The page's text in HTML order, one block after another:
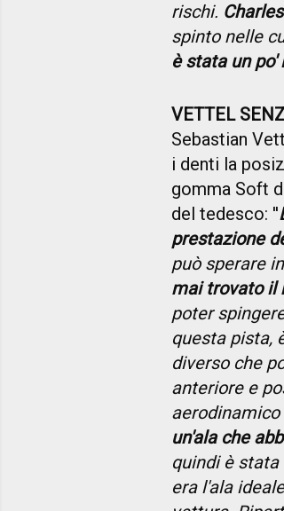
rischi.
spinto nelle
è stata un po'
VETTEL
Sebastian
i denti la
gomma Soft
del tedesco: ''
prestazione
può sperare
mai trovato il
poter
questa pista,
diverso che
anteriore e
un'ala che
quindi è
era l'ala